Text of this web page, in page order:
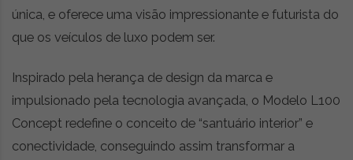
única, e oferece uma visão impressionante e futurista do
que os veículos de luxo podem ser.
Inspirado pela herança de design da marca e
impulsionado pela tecnologia avançada, o Modelo L100
Concept redefine o conceito de “santuário interior” e
conectividade, conseguindo assim transformar a